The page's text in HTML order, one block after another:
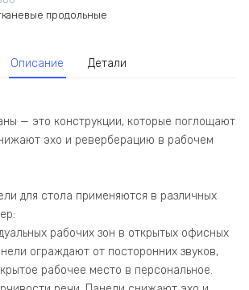
продольные
Описание Детали
— это конструкции, которые поглощают
эхо и реверберацию в рабочем
для стола применяются в различных
рабочих зон в открытых офисных
ограждают от посторонних звуков,
рабочее место в персональное.